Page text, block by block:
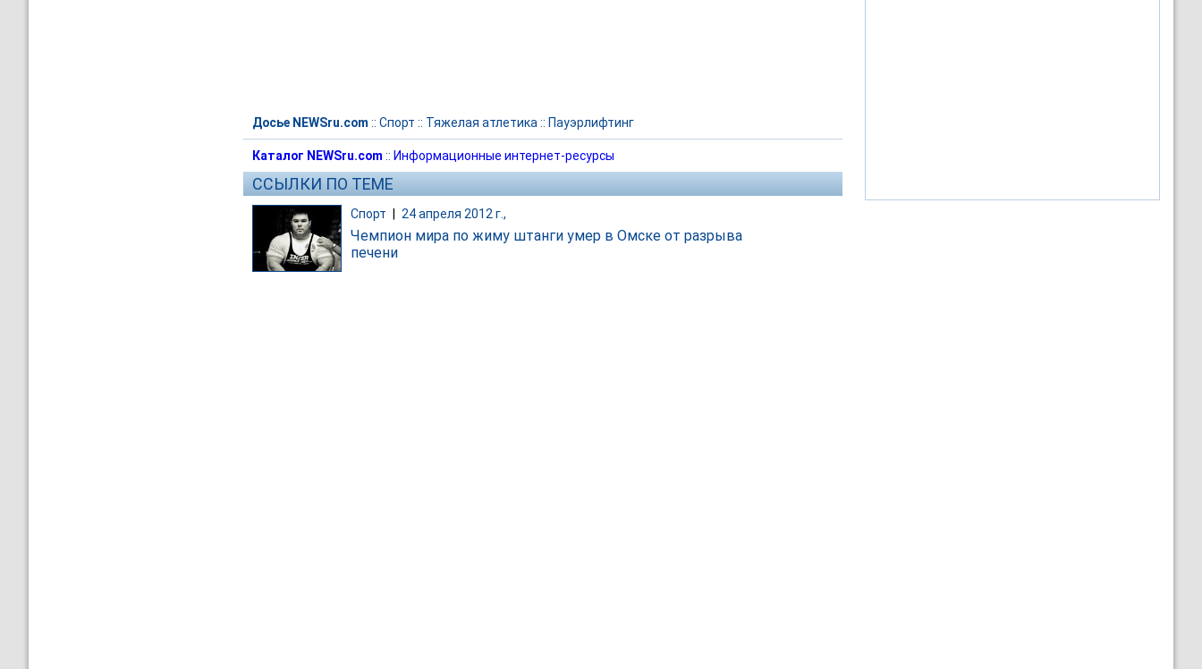
Досье NEWSru.com :: Спорт :: Тяжелая атлетика :: Пауэрлифтинг
Каталог NEWSru.com :: Информационные интернет-ресурсы
ССЫЛКИ ПО ТЕМЕ
Спорт 24 апреля 2012 г.,
Чемпион мира по жиму штанги умер в Омске от разрыва
печени